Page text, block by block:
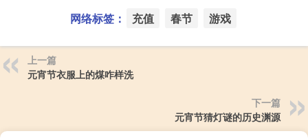
网络标签： 充值 春节 游戏
上一篇
元宵节衣服上的煤咋样洗
下一篇
元宵节猜灯谜的历史渊源